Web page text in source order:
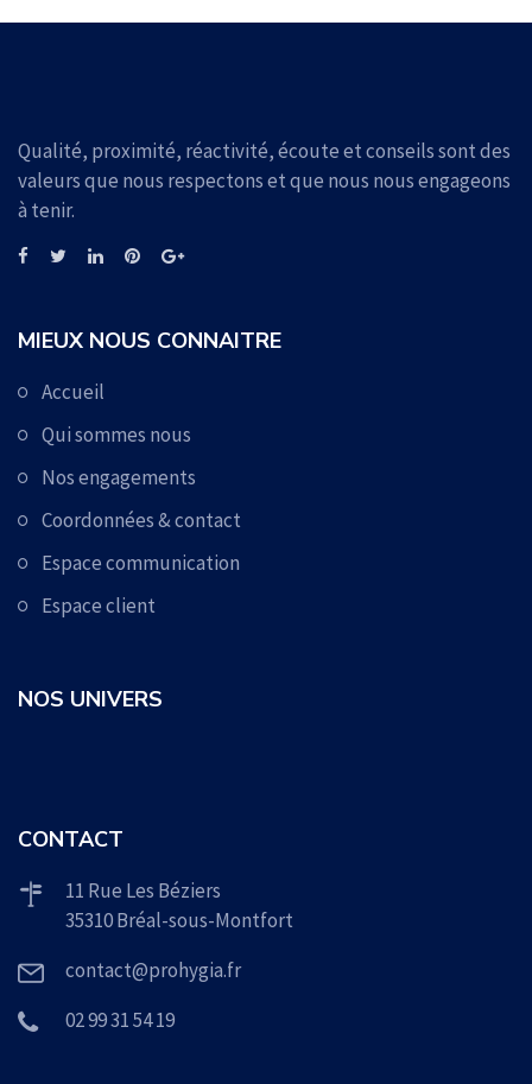
Qualité, proximité, réactivité, écoute et conseils sont des
valeurs que nous respectons et que nous nous engageons
à tenir.
MIEUX NOUS CONNAITRE
Accueil
Qui sommes nous
Nos engagements
Coordonnées & contact
Espace communication
Espace client
NOS UNIVERS
CONTACT
11 Rue Les Béziers
35310 Bréal-sous-Montfort
contact@prohygia.fr
02 99 31 54 19